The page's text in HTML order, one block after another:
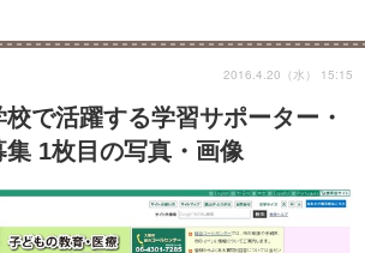
で活躍する学習サポーター・
1枚目の写真・画像
2016.4.20（水） 15:15